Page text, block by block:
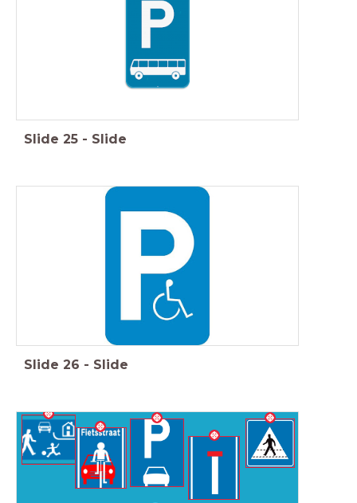
Slide 25 - Slide
Slide 26 - Slide